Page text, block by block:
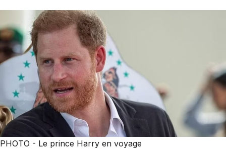
PHOTO - Le prince Harry en voyage